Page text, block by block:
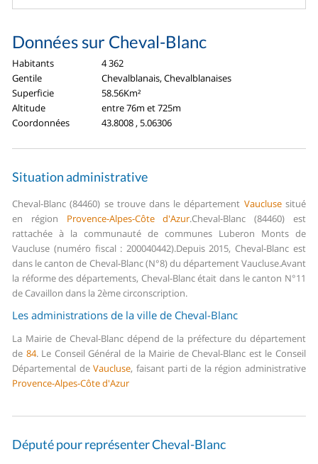
Données sur Cheval-Blanc
Habitants
4 362
Gentile
Chevalblanais, Chevalblanaises
Superficie
58.56Km²
Altitude
entre 76m et 725m
Coordonnées
43.8008 , 5.06306
Situation administrative
Cheval-Blanc (84460) se trouve dans le département Vauclusesitué
en région Provence-Alpes-Côte d'Azur.Cheval-Blanc (84460) est
rattachée à la communauté de communes Luberon Monts de
Vaucluse (numéro fiscal : 200040442).Depuis 2015, Cheval-Blanc est
dans le canton de Cheval-Blanc (N°8) du département Vaucluse.Avant
la réforme des départements, Cheval-Blanc était dans le canton N°11
de Cavaillon dans la 2ème circonscription.
Les administrations de la ville de Cheval-Blanc
La Mairie de Cheval-Blanc dépend de la préfecture du département
de 84.Le Conseil Général de la Mairie de Cheval-Blanc est le Conseil
Départemental deVaucluse, faisant parti de la région administrative
Provence-Alpes-Côte d'Azur
Député pour représenter Cheval-Blanc